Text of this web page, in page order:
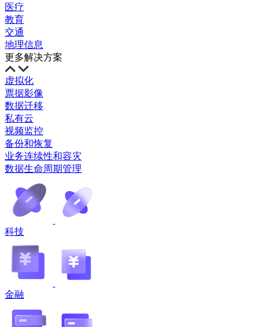
医疗
教育
交通
地理信息
更多解决方案
虚拟化
票据影像
数据迁移
私有云
视频监控
备份和恢复
业务连续性和容灾
数据生命周期管理
科技
金融